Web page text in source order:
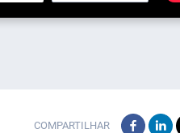
COMPARTILHAR